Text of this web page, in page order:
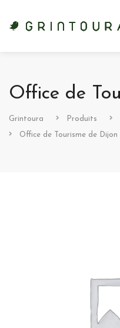
Office de
Grintoura Produits
Office de Tourisme de Dijon